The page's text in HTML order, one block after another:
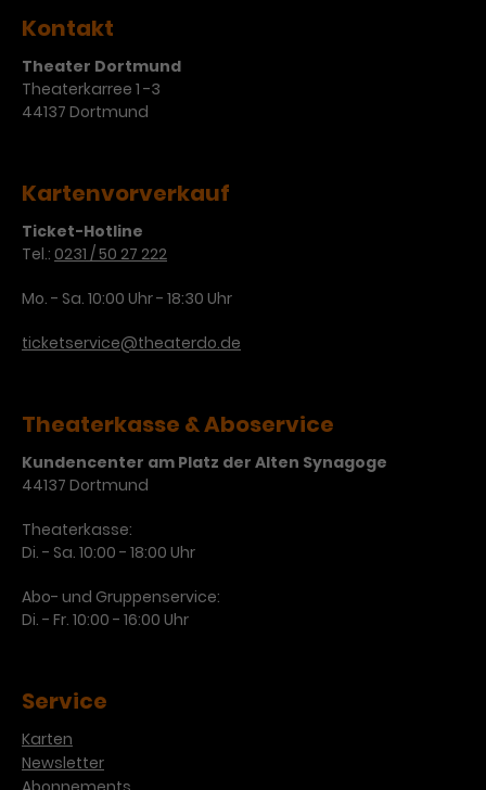
Kontakt
Theater Dortmund
Theaterkarree 1 -3
44137 Dortmund
Kartenvorverkauf
Ticket-Hotline
Tel.: 0231 / 50 27 222
Mo. - Sa. 10:00 Uhr - 18:30 Uhr
ticketservice@theaterdo.de
Theaterkasse & Aboservice
Kundencenter am Platz der Alten Synagoge
44137 Dortmund
Theaterkasse:
Di. - Sa. 10:00 - 18:00 Uhr
Abo- und Gruppenservice:
Di. - Fr. 10:00 - 16:00 Uhr
Service
Karten
Newsletter